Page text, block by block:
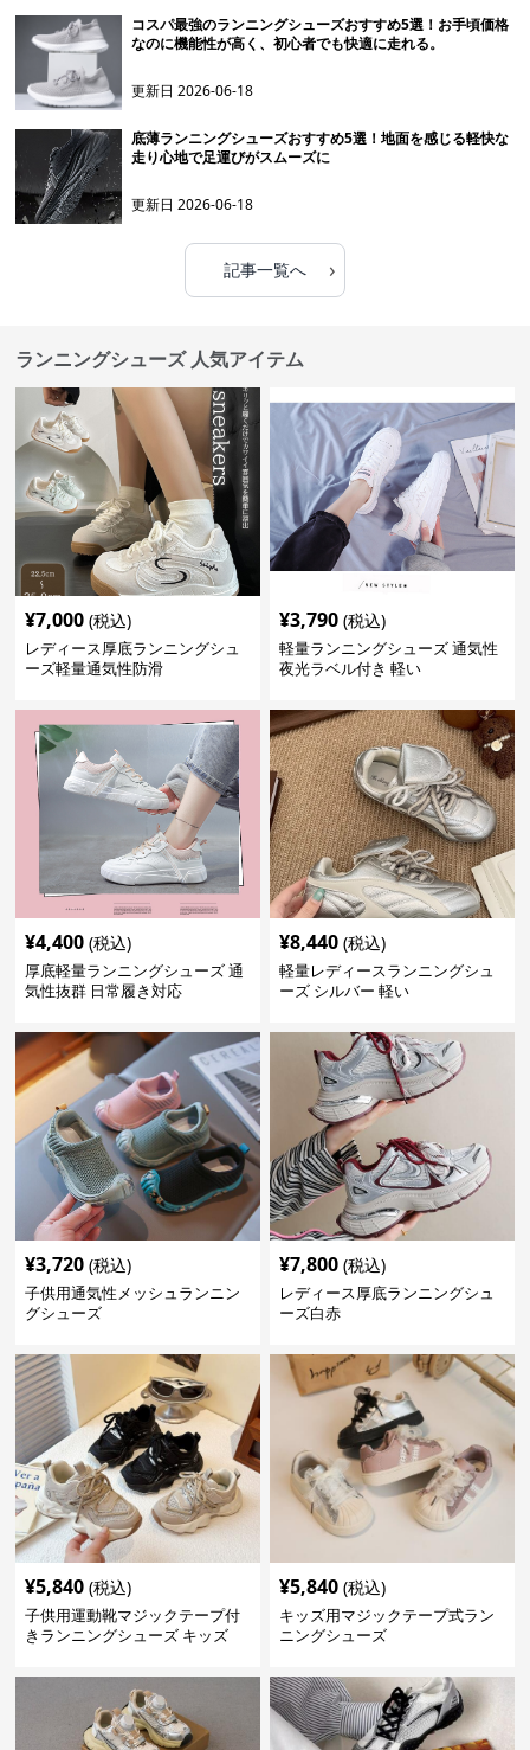
コスパ最強のランニングシューズおすすめ5選！お手頃価格
なのに機能性が高く、初心者でも快適に走れる。
更新日2026-06-18
底薄ランニングシューズおすすめ5選！地面を感じる軽快な
走り心地で足運びがスムーズに
更新日2026-06-18
記事一覧へ ›
ランニングシューズ 人気アイテム
¥7,000 (税込)
レディース厚底ランニングシュ
ーズ軽量通気性防滑
¥3,790 (税込)
軽量ランニングシューズ 通気性
夜光ラベル付き 軽い
¥4,400 (税込)
厚底軽量ランニングシューズ 通
気性抜群 日常履き対応
¥8,440 (税込)
軽量レディースランニングシュ
ーズ シルバー 軽い
¥3,720 (税込)
子供用通気性メッシュランニン
グシューズ
¥7,800 (税込)
レディース厚底ランニングシュ
ーズ白赤
¥5,840 (税込)
子供用運動靴マジックテープ付
きランニングシューズ キッズ
¥5,840 (税込)
キッズ用マジックテープ式ラン
ニングシューズ